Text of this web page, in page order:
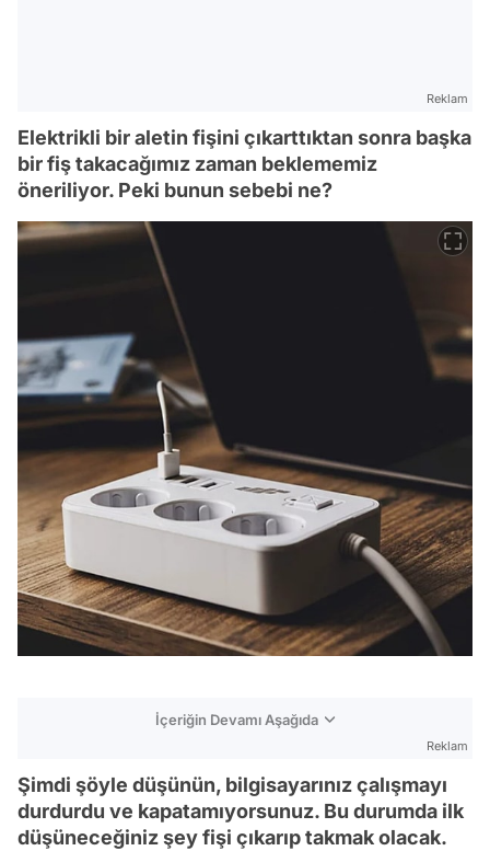
Reklam
Elektrikli bir aletin fişini çıkarttıktan sonra başka
bir fiş takacağımız zaman beklememiz
öneriliyor. Peki bunun sebebi ne?
İçeriğin Devamı Aşağıda
Reklam
Şimdi şöyle düşünün, bilgisayarınız çalışmayı
durdurdu ve kapatamıyorsunuz. Bu durumda ilk
düşüneceğiniz şey fişi çıkarıp takmak olacak.